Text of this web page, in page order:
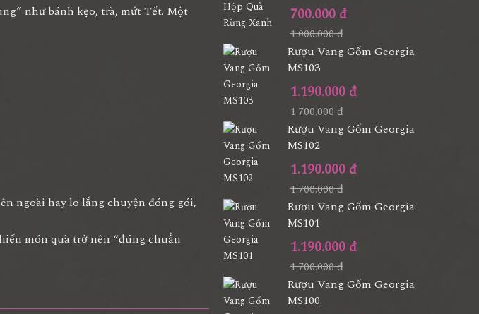
như bánh kẹo, trà, mứt Tết. Một
ngoài hay lo lắng chuyện đóng gói,
món quà trở nên “đúng chuẩn
700.000 đ
1.000.000 đ
Rượu Vang Gốm Georgia
MS103
1.190.000 đ
1.700.000 đ
Rượu Vang Gốm Georgia
MS102
1.190.000 đ
1.700.000 đ
Rượu Vang Gốm Georgia
MS101
1.190.000 đ
1.700.000 đ
Rượu Vang Gốm Georgia
MS100